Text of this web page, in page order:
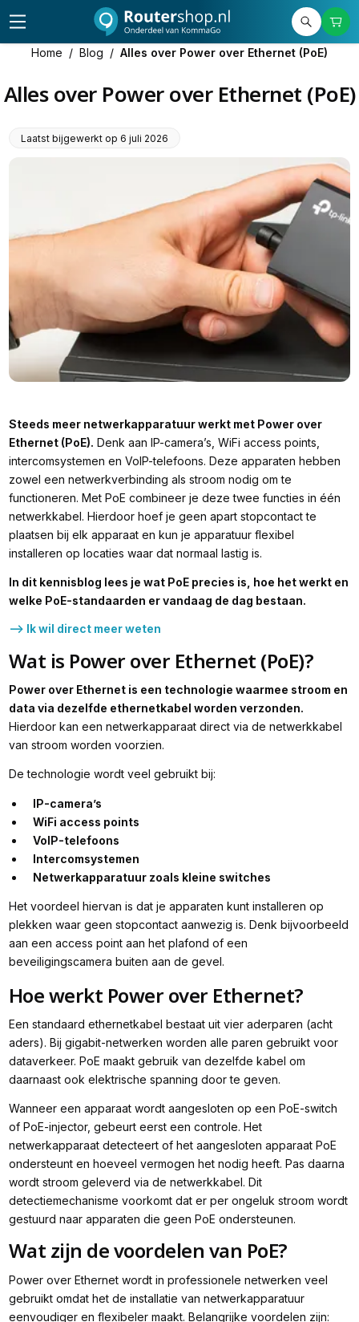
Home / Blog / Alles over Power over Ethernet (PoE)
Alles over Power over Ethernet (PoE)
Laatst bijgewerkt op 6 juli 2026
Steeds meer netwerkapparatuur werkt met Power over
Ethernet (PoE). Denk aan IP-camera’s, WiFi access points,
intercomsystemen en VoIP-telefoons. Deze apparaten hebben
zowel een netwerkverbinding als stroom nodig om te
functioneren. Met PoE combineer je deze twee functies in één
netwerkkabel. Hierdoor hoef je geen apart stopcontact te
plaatsen bij elk apparaat en kun je apparatuur flexibel
installeren op locaties waar dat normaal lastig is.
In dit kennisblog lees je wat PoE precies is, hoe het werkt en
welke PoE-standaarden er vandaag de dag bestaan.
--> Ik wil direct meer weten
Wat is Power over Ethernet (PoE)?
Power over Ethernet is een technologie waarmee stroom en
data via dezelfde ethernetkabel worden verzonden.
Hierdoor kan een netwerkapparaat direct via de netwerkkabel
van stroom worden voorzien.
De technologie wordt veel gebruikt bij:
IP-camera’s
WiFi access points
VoIP-telefoons
Intercomsystemen
Netwerkapparatuur zoals kleine switches
Het voordeel hiervan is dat je apparaten kunt installeren op
plekken waar geen stopcontact aanwezig is. Denk bijvoorbeeld
aan een access point aan het plafond of een
beveiligingscamera buiten aan de gevel.
Hoe werkt Power over Ethernet?
Een standaard ethernetkabel bestaat uit vier aderparen (acht
aders). Bij gigabit-netwerken worden alle paren gebruikt voor
dataverkeer. PoE maakt gebruik van dezelfde kabel om
daarnaast ook elektrische spanning door te geven.
Wanneer een apparaat wordt aangesloten op een PoE-switch
of PoE-injector, gebeurt eerst een controle. Het
netwerkapparaat detecteert of het aangesloten apparaat PoE
ondersteunt en hoeveel vermogen het nodig heeft. Pas daarna
wordt stroom geleverd via de netwerkkabel. Dit
detectiemechanisme voorkomt dat er per ongeluk stroom wordt
gestuurd naar apparaten die geen PoE ondersteunen.
Wat zijn de voordelen van PoE?
Power over Ethernet wordt in professionele netwerken veel
gebruikt omdat het de installatie van netwerkapparatuur
eenvoudiger en flexibeler maakt. Belangrijke voordelen zijn: